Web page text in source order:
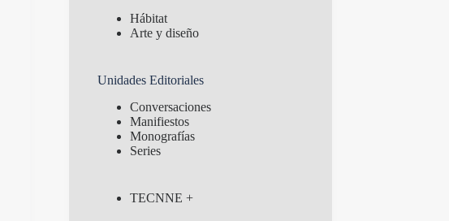
Hábitat
Arte y diseño
Unidades Editoriales
Conversaciones
Manifiestos
Monografías
Series
TECNNE +